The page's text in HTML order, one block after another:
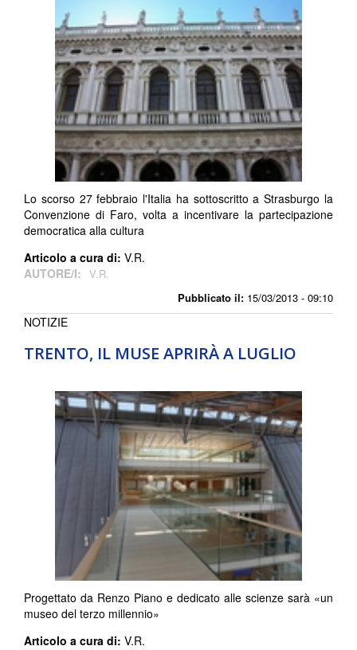
Pubblicato il: 15/03/2013 - 09:10
Lo scorso 27 febbraio l'Italia ha sottoscritto a Strasburgo la
Convenzione di Faro, volta a incentivare la partecipazione
democratica alla cultura
Articolo a cura di: V.R.
AUTORE/I: V.R.
TRENTO, IL MUSE APRIRÀ A LUGLIO
NOTIZIE
Progettato da Renzo Piano e dedicato alle scienze sarà «un
museo del terzo millennio»
Articolo a cura di: V.R.